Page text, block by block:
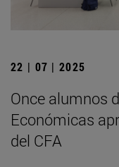
22 | 07 | 2025
Once alumnos
Económicas
del CFA